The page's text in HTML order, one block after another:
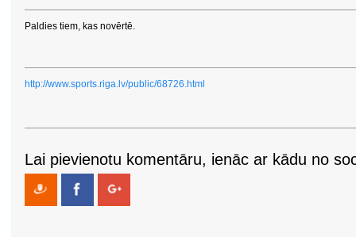
Paldies tiem, kas novērtē.
http://www.sports.riga.lv/public/68726.html
Lai pievienotu komentāru, ienāc ar kādu no